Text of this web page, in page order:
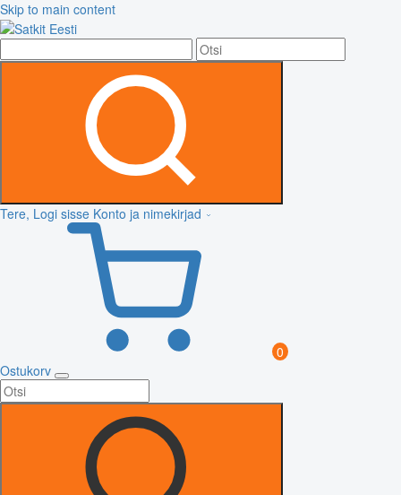
Skip to main content
Tere, Logi sisse Konto ja nimekirjad
0
Ostukorv